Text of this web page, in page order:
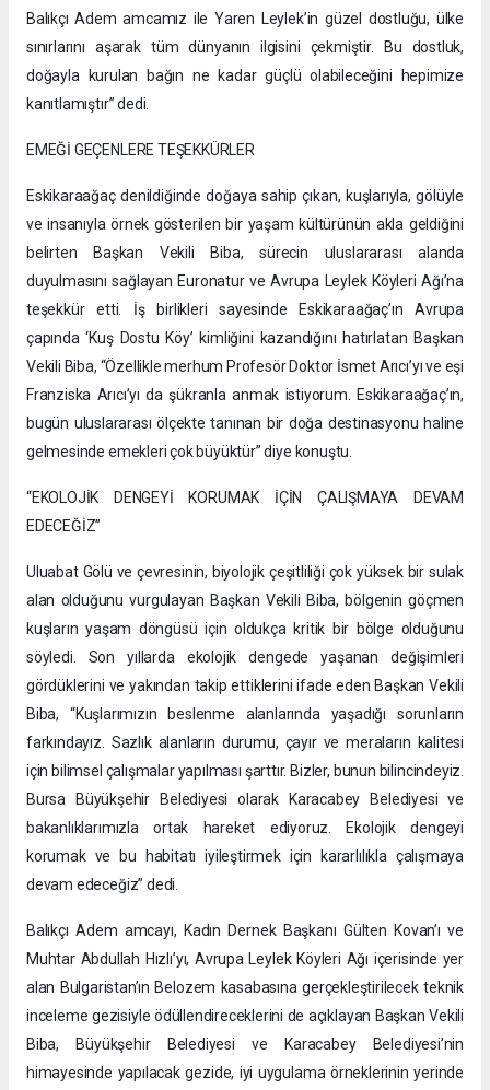
Balıkçı Adem amcamız ile Yaren Leylek’in güzel dostluğu, ülke
sınırlarını aşarak tüm dünyanın ilgisini çekmiştir. Bu dostluk,
doğayla kurulan bağın ne kadar güçlü olabileceğini hepimize
kanıtlamıştır” dedi.
EMEĞİ GEÇENLERE TEŞEKKÜRLER
Eskikaraağaç denildiğinde doğaya sahip çıkan, kuşlarıyla, gölüyle
ve insanıyla örnek gösterilen bir yaşam kültürünün akla geldiğini
belirten Başkan Vekili Biba, sürecin uluslararası alanda
duyulmasını sağlayan Euronatur ve Avrupa Leylek Köyleri Ağı’na
teşekkür etti. İş birlikleri sayesinde Eskikaraağaç’ın Avrupa
çapında ‘Kuş Dostu Köy’ kimliğini kazandığını hatırlatan Başkan
Vekili Biba, “Özellikle merhum Profesör Doktor İsmet Arıcı’yı ve eşi
Franziska Arıcı’yı da şükranla anmak istiyorum. Eskikaraağaç’ın,
bugün uluslararası ölçekte tanınan bir doğa destinasyonu haline
gelmesinde emekleri çok büyüktür” diye konuştu.
“EKOLOJİK DENGEYİ KORUMAK İÇİN ÇALIŞMAYA DEVAM
EDECEĞİZ”
Uluabat Gölü ve çevresinin, biyolojik çeşitliliği çok yüksek bir sulak
alan olduğunu vurgulayan Başkan Vekili Biba, bölgenin göçmen
kuşların yaşam döngüsü için oldukça kritik bir bölge olduğunu
söyledi. Son yıllarda ekolojik dengede yaşanan değişimleri
gördüklerini ve yakından takip ettiklerini ifade eden Başkan Vekili
Biba, “Kuşlarımızın beslenme alanlarında yaşadığı sorunların
farkındayız. Sazlık alanların durumu, çayır ve meraların kalitesi
için bilimsel çalışmalar yapılması şarttır. Bizler, bunun bilincindeyiz.
Bursa Büyükşehir Belediyesi olarak Karacabey Belediyesi ve
bakanlıklarımızla ortak hareket ediyoruz. Ekolojik dengeyi
korumak ve bu habitatı iyileştirmek için kararlılıkla çalışmaya
devam edeceğiz” dedi.
Balıkçı Adem amcayı, Kadın Dernek Başkanı Gülten Kovan’ı ve
Muhtar Abdullah Hızlı’yı, Avrupa Leylek Köyleri Ağı içerisinde yer
alan Bulgaristan’ın Belozem kasabasına gerçekleştirilecek teknik
inceleme gezisiyle ödüllendireceklerini de açıklayan Başkan Vekili
Biba, Büyükşehir Belediyesi ve Karacabey Belediyesi’nin
himayesinde yapılacak gezide, iyi uygulama örneklerinin yerinde